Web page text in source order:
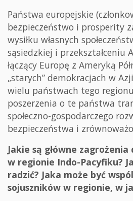
Państwa europejskie
bezpieczeństwo i prosperity
wysiłku własnych
sąsiedzkiej i
łączący Europę z Ameryką
„starych” demokracjach w
wielu państwach tego
poszerzenia o te państwa
społeczno-gospodarczego
bezpieczeństwa i
Jakie są główne
w regionie Indo-Pacyfiku?
radzić? Jaka może być
sojuszników w regionie, w